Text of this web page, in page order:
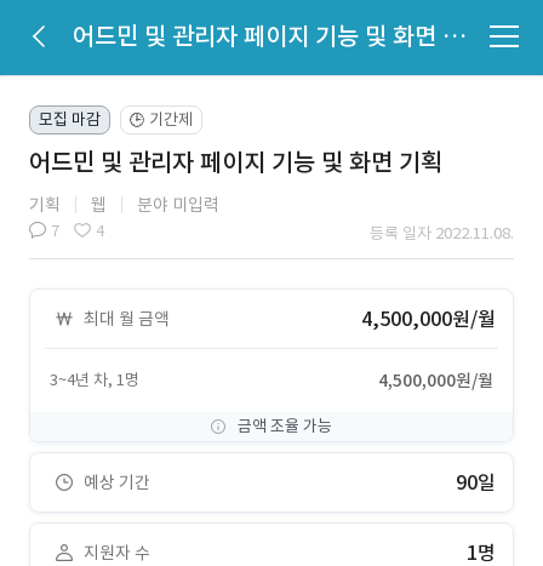
어드민 및 관리자 페이지 기능 및 화면 기획
모집 마감 🕒 기간제
어드민 및 관리자 페이지 기능 및 화면 기획
기획 웹 분야 미입력
7 4 등록 일자 2022.11.08.
최대 월 금액 4,500,000원/월
3~4년 차, 1명 4,500,000원/월
금액 조율 가능
예상 기간 90일
지원자 수 1명